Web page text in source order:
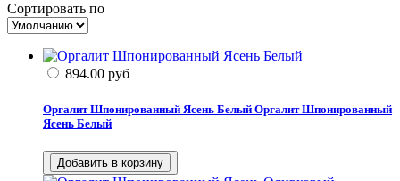
Сортировать по
894.00 руб
Оргалит Шпонированный Ясень Белый Оргалит Шпонированный
Ясень Белый